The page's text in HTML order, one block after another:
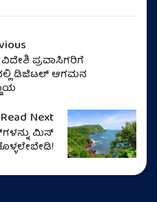
ಪ್ರವಾಸಿಗರಿಗೆ
ಡಿಜಿಟಲ್ ಆಗಮನ
Read Next
ಮಿಸ್‌